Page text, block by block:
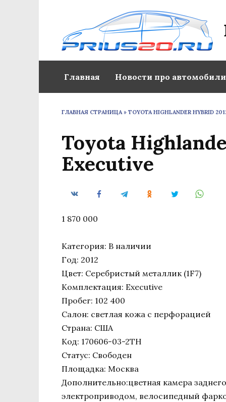
Главная Новости про автомобили
ГЛАВНАЯ СТРАНИЦА» TOYOTA HIGHLANDER HYBRID
Toyota
Executive
1 870 000
Категория: В наличии
Год: 2012
Цвет: Серебристый металлик (1F7)
Комплектация: Executive
Пробег: 102 400
Салон: светлая кожа с перфорацией
Страна: США
Код: 170606-03-2TH
Статус: Свободен
Площадка: Москва
Дополнительно:цветная камера
электроприводом, велосипедный